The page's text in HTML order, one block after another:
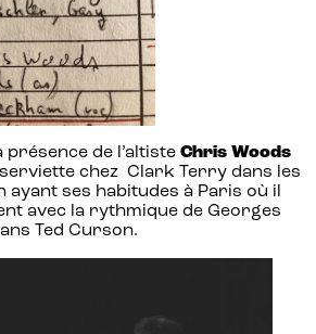
de l’altiste Chris Woods
chez Clark Terry dans les
ayant ses habitudes à Paris où il
avec la rythmique de Georges
Ted Curson.